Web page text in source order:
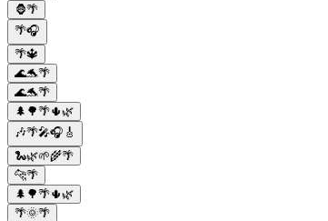
🦍🌴
🌴🎧
🌴🔱
🌊🐬🌴
🌊🐬🌴
🌲🌳🌴🌵🌿
🎶🌴🎤🎧🎸
🐍🌿🌱🌾🌴
🐆🌴
🌲🌳🌴🌵🌿
🌴🌞🌴